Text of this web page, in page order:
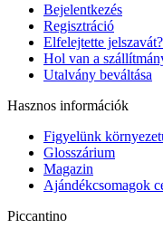
Bejelentkezés
Regisztráció
Elfelejtette jelszavát?
Hol van a
Utalvány beváltása
Hasznos információk
Figyelünk
Glosszárium
Magazin
Ajándékcsomagok
Piccantino